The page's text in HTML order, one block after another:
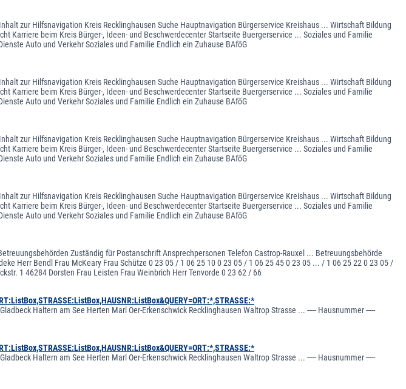
zur Hilfsnavigation Kreis Recklinghausen Suche Hauptnavigation Bürgerservice Kreishaus ... Wirtschaft Bildung
Karriere beim Kreis Bürger-, Ideen- und Beschwerdecenter Startseite Buergerservice ... Soziales und Familie
Auto und Verkehr Soziales und Familie Endlich ein Zuhause BAföG
zur Hilfsnavigation Kreis Recklinghausen Suche Hauptnavigation Bürgerservice Kreishaus ... Wirtschaft Bildung
Karriere beim Kreis Bürger-, Ideen- und Beschwerdecenter Startseite Buergerservice ... Soziales und Familie
Auto und Verkehr Soziales und Familie Endlich ein Zuhause BAföG
zur Hilfsnavigation Kreis Recklinghausen Suche Hauptnavigation Bürgerservice Kreishaus ... Wirtschaft Bildung
Karriere beim Kreis Bürger-, Ideen- und Beschwerdecenter Startseite Buergerservice ... Soziales und Familie
Auto und Verkehr Soziales und Familie Endlich ein Zuhause BAföG
zur Hilfsnavigation Kreis Recklinghausen Suche Hauptnavigation Bürgerservice Kreishaus ... Wirtschaft Bildung
Karriere beim Kreis Bürger-, Ideen- und Beschwerdecenter Startseite Buergerservice ... Soziales und Familie
Auto und Verkehr Soziales und Familie Endlich ein Zuhause BAföG
Zuständig für Postanschrift Ansprechpersonen Telefon Castrop-Rauxel ... Betreuungsbehörde
Herr Bendl Frau McKeary Frau Schütze 0 23 05 / 1 06 25 10 0 23 05 / 1 06 25 45 0 23 05 ... / 1 06 25 22 0 23 05 /
1 46284 Dorsten Frau Leisten Frau Weinbrich Herr Tenvorde 0 23 62 / 66
Haltern am See Herten Marl Oer-Erkenschwick Recklinghausen Waltrop Strasse ... ----- Hausnummer -----
Haltern am See Herten Marl Oer-Erkenschwick Recklinghausen Waltrop Strasse ... ----- Hausnummer -----